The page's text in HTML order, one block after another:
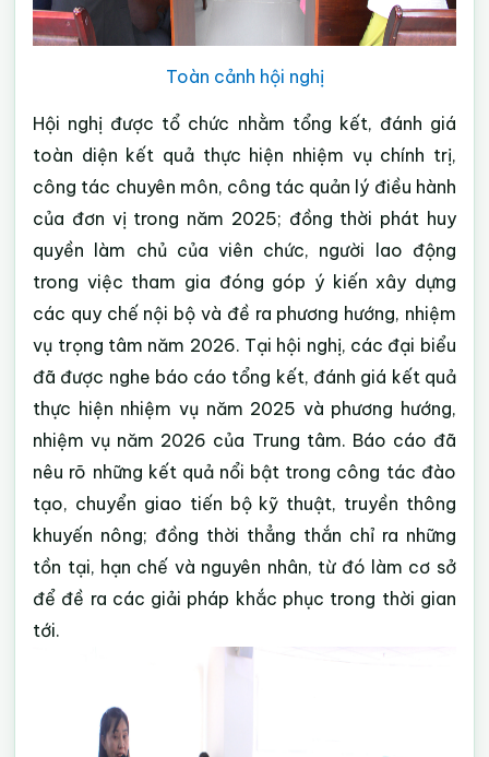
Toàn cảnh hội nghị
Hội nghị được tổ chức nhằm tổng kết, đánh giá
toàn diện kết quả thực hiện nhiệm vụ chính trị,
công tác chuyên môn, công tác quản lý điều hành
của đơn vị trong năm 2025; đồng thời phát huy
quyền làm chủ của viên chức, người lao động
trong việc tham gia đóng góp ý kiến xây dựng
các quy chế nội bộ và đề ra phương hướng, nhiệm
vụ trọng tâm năm 2026. Tại hội nghị, các đại biểu
đã được nghe báo cáo tổng kết, đánh giá kết quả
thực hiện nhiệm vụ năm 2025 và phương hướng,
nhiệm vụ năm 2026 của Trung tâm. Báo cáo đã
nêu rõ những kết quả nổi bật trong công tác đào
tạo, chuyển giao tiến bộ kỹ thuật, truyền thông
khuyến nông; đồng thời thẳng thắn chỉ ra những
tồn tại, hạn chế và nguyên nhân, từ đó làm cơ sở
để đề ra các giải pháp khắc phục trong thời gian
tới.